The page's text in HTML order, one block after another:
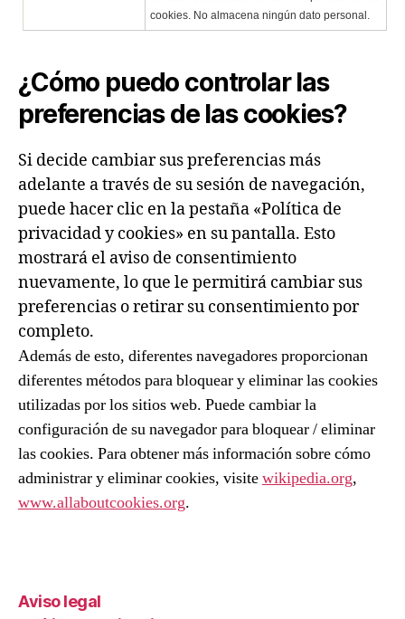
cookies. No almacena ningún dato personal.
¿Cómo puedo controlar las
preferencias de las cookies?
Si decide cambiar sus preferencias más
adelante a través de su sesión de navegación,
puede hacer clic en la pestaña «Política de
privacidad y cookies» en su pantalla. Esto
mostrará el aviso de consentimiento
nuevamente, lo que le permitirá cambiar sus
preferencias o retirar su consentimiento por
completo.
Además de esto, diferentes navegadores proporcionan
diferentes métodos para bloquear y eliminar las cookies
utilizadas por los sitios web. Puede cambiar la
configuración de su navegador para bloquear / eliminar
las cookies. Para obtener más información sobre cómo
administrar y eliminar cookies, visitewikipedia.org,
www.allaboutcookies.org.
Aviso legal